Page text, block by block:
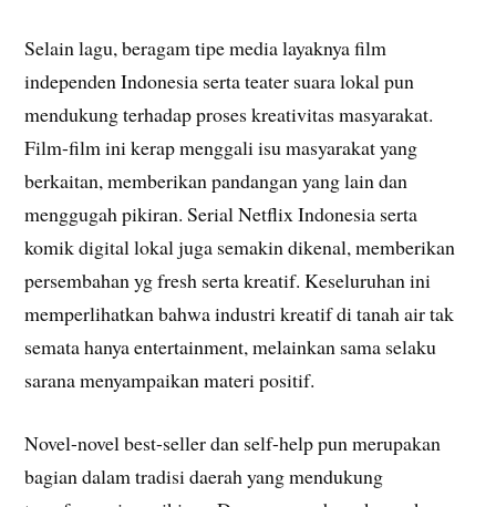
Selain lagu, beragam tipe media layaknya film
independen Indonesia serta teater suara lokal pun
mendukung terhadap proses kreativitas masyarakat.
Film-film ini kerap menggali isu masyarakat yang
berkaitan, memberikan pandangan yang lain dan
menggugah pikiran. Serial Netflix Indonesia serta
komik digital lokal juga semakin dikenal, memberikan
persembahan yg fresh serta kreatif. Keseluruhan ini
memperlihatkan bahwa industri kreatif di tanah air tak
semata hanya entertainment, melainkan sama selaku
sarana menyampaikan materi positif.
Novel-novel best-seller dan self-help pun merupakan
bagian dalam tradisi daerah yang mendukung